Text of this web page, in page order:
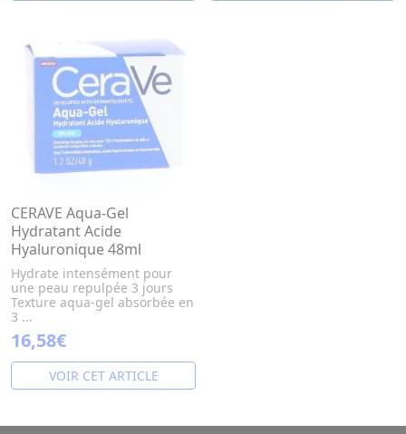
CERAVE Aqua-Gel
Hydratant Acide
Hyaluronique 48ml
Hydrate intensément pour
une peau repulpée 3 jours
Texture aqua-gel absorbée en
3 ...
16,58€
VOIR CET ARTICLE